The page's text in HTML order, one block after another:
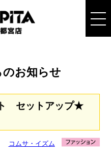
お知らせ
セットアップ★
コムサ・イズム